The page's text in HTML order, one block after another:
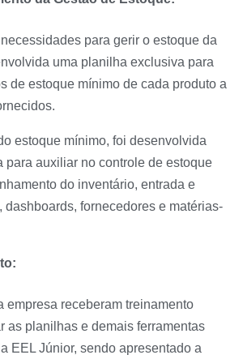
para gerir o estoque da
uma planilha exclusiva para
de estoque mínimo de cada produto a
estoque mínimo, foi desenvolvida
para auxiliar no controle de estoque
do inventário, entrada e
dashboards, fornecedores e matérias-
empresa receberam treinamento
as planilhas e demais ferramentas
EEL Júnior, sendo apresentado a